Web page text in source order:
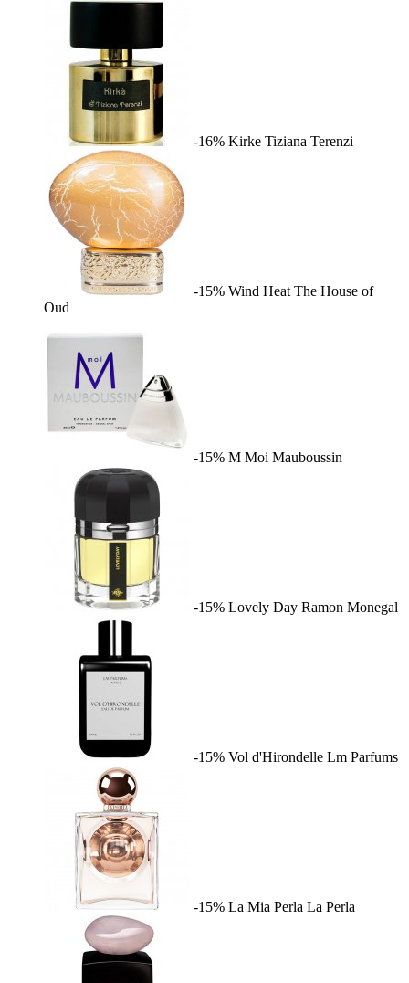
-16% Kirke Tiziana Terenzi
-15% Wind Heat The House of
Oud
-15% M Moi Mauboussin
-15% Lovely Day Ramon Monegal
-15% Vol d'Hirondelle Lm Parfums
-15% La Mia Perla La Perla